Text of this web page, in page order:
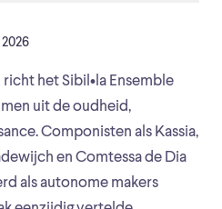
richt het Sibil•la Ensemble
uit de oudheid,
Componisten als Kassia,
en Comtessa de Dia
als autonome makers